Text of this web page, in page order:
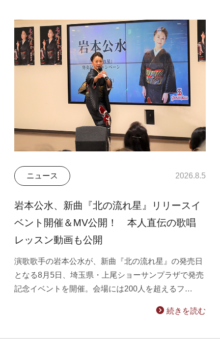
ニュース 2026.8.5
岩本公水、新曲『北の流れ星』リリースイ
ベント開催＆MV公開！ 本人直伝の歌唱
レッスン動画も公開
演歌歌手の岩本公水が、新曲『北の流れ星』の発売日
となる8月5日、埼玉県・上尾ショーサンプラザで発売
記念イベントを開催。会場には200人を超えるフ…
続きを読む